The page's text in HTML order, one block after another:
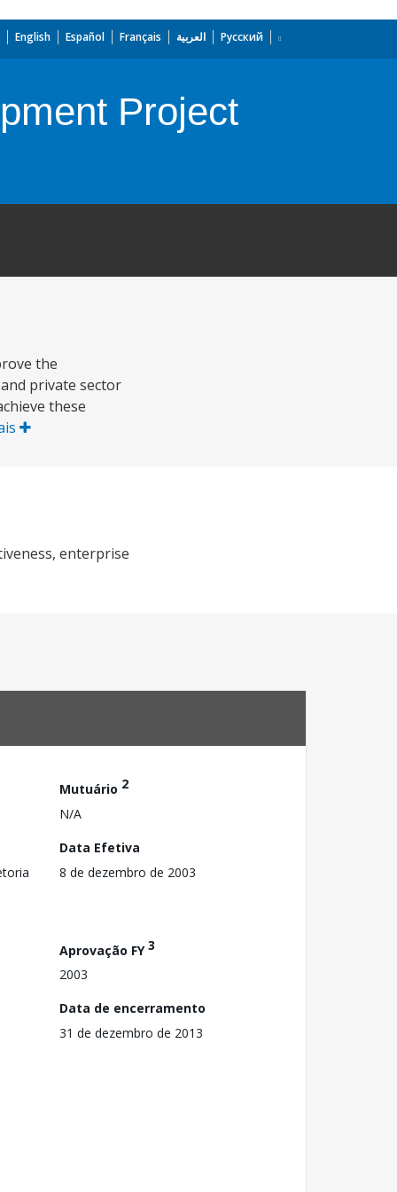
English Español Français العربية Русский
Project
the
private sector
these
enterprise
Mutuário 2
N/A
Data Efetiva
8 de dezembro de 2003
Aprovação FY3
2003
Data de encerramento
31 de dezembro de 2013